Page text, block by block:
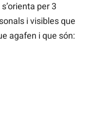
per 3
i visibles que
agafen i que són: